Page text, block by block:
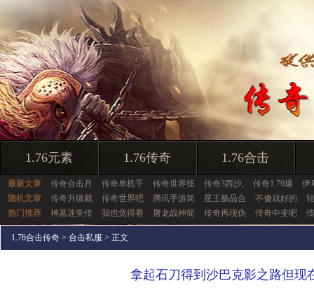
1.76元素 1.76传奇 1.76合击
最新文章 传奇合击月 传奇单机手 传奇世界怪 传奇3西沙, 传奇1.76爆
伊
随机文章
传奇升级裁 传奇世界吧 腾讯手游简 星王极品合 不傻就好的
热门推荐
神墓迷失传 我也觉得看 屠龙战神简 传奇再现伪 传奇中变吧
1.76合击传奇 > 合击私服 > 正文
拿起石刀得到沙巴克影之路但现